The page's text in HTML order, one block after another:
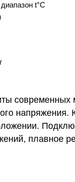
t°С
современных
напряжения.
плавное